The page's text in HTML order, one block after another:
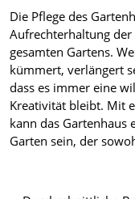
Die Pflege des
Aufrechterhaltung
gesamten Gartens.
kümmert, verlängert
dass es immer eine
Kreativität bleibt. Mit
kann das Gartenhaus
Garten sein, der